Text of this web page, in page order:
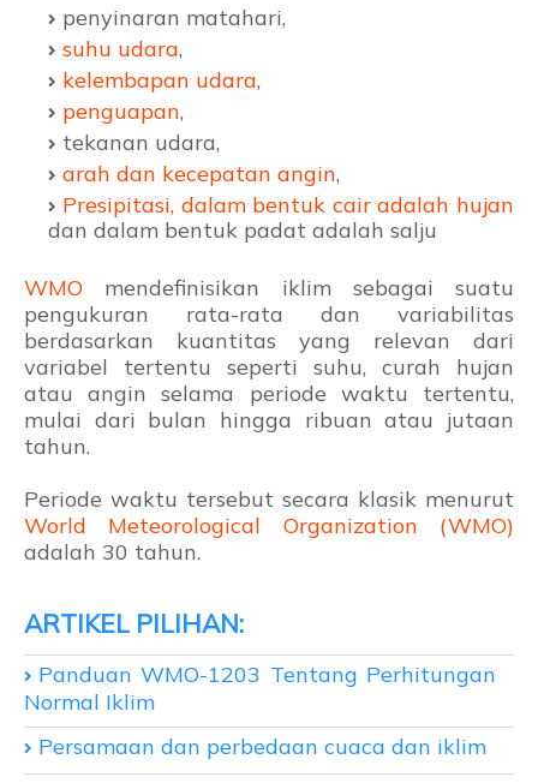
penyinaran matahari,
suhu udara,
kelembapan udara,
penguapan,
tekanan udara,
arah dan kecepatan angin,
Presipitasi, dalam bentuk cair adalah hujan
dan dalam bentuk padat adalah salju
WMO mendefinisikan iklim sebagai suatu
pengukuran rata-rata dan variabilitas
berdasarkan kuantitas yang relevan dari
variabel tertentu seperti suhu, curah hujan
atau angin selama periode waktu tertentu,
mulai dari bulan hingga ribuan atau jutaan
tahun.
Periode waktu tersebut secara klasik menurut
World Meteorological Organization (WMO)
adalah 30 tahun.
Panduan WMO-1203 Tentang Perhitungan
Normal Iklim
Persamaan dan perbedaan cuaca dan iklim